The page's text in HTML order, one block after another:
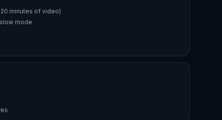
minutes of video)
mode